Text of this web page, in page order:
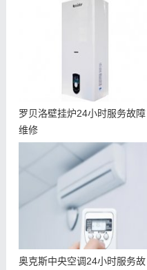
罗贝洛壁挂炉24小时服务故障
维修
奥克斯中央空调24小时服务故